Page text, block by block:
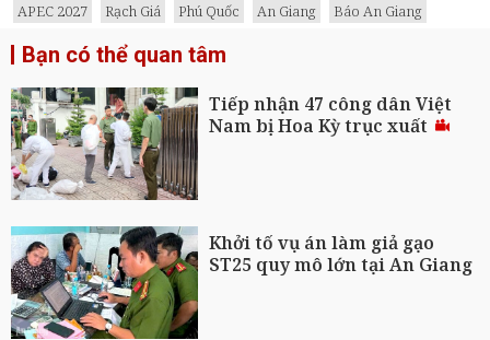
APEC 2027
Rạch Giá Phú Quốc An Giang Báo An Giang
Bạn có thể quan tâm
Tiếp nhận 47 công dân Việt
Nam bị Hoa Kỳ trục xuất
Khởi tố vụ án làm giả gạo
ST25 quy mô lớn tại An Giang